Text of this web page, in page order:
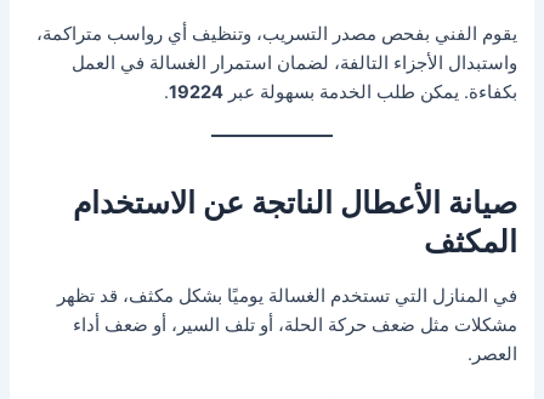
يقوم الفني بفحص مصدر التسريب، وتنظيف أي رواسب متراكمة،
واستبدال الأجزاء التالفة، لضمان استمرار الغسالة في العمل
بكفاءة. يمكن طلب الخدمة بسهولة عبر19224
.
صيانة الأعطال الناتجة عن الاستخدام
المكثف
في المنازل التي تستخدم الغسالة يوميًا بشكل مكثف، قد تظهر
مشكلات مثل ضعف حركة الحلة، أو تلف السير، أو ضعف أداء
العصر.